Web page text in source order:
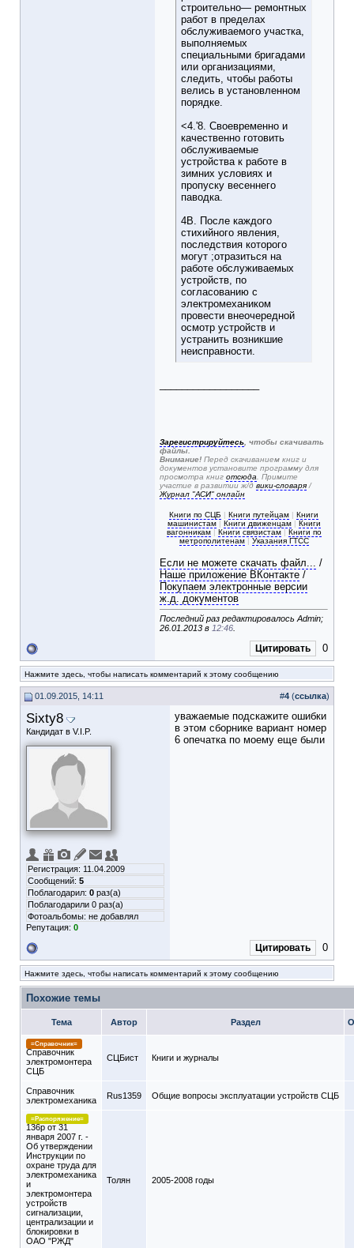
строительно— ремонтных
работ в пределах
обслуживаемого участка,
выполняемых
специальными бригадами
или организациями,
следить, чтобы работы
велись в установленном
порядке.
<4.'8. Своевременно и
качественно готовить
обслуживаемые
устройства к работе в
зимних условиях и
пропуску весеннего
паводка.
4В. После каждого
стихийного явления,
последствия которого
могут ;отразиться на
работе обслуживаемых
устройств, по
согласованию с
электромехаником
провести внеочередной
осмотр устройств и
устранить возникшие
неисправности.
Зарегистрируйтесь , чтобы скачивать
файлы.
Внимание! Перед скачиванием книг и
документов установите программу для
просмотра книг отсюда . Примите
участие в развитии ж/д вики-словаря /
Журнал "АСИ" онлайн
Книги по СЦБ | Книги путейцам | Книги
машинистам| Книги движенцам| Книги
вагонникам| Книги связистам| Книги по
метрополитенам| Указания ГТСС
Если не можете скачать файл... /
Наше приложение ВКонтакте /
Покупаем электронные версии
ж.д. документов
Последний раз редактировалось Admin;
26.01.2013 в 12:46
Цитировать 0
Нажмите здесь, чтобы написать комментарий к этому сообщению
01.09.2015, 14:11 #4 (ссылка)
Sixty8
Кандидат в V.I.P.
Регистрация: 11.04.2009
Сообщений: 5
Поблагодарил: 0 раз(а)
Поблагодарили 0 раз(а)
Фотоальбомы: не добавлял
Репутация: 0
уважаемые подскажите ошибки
в этом сборнике вариант номер
6 опечатка по моему еще были
Цитировать 0
Нажмите здесь, чтобы написать комментарий к этому сообщению
Похожие темы
Тема Автор Раздел
=Справочник=
Справочник
электромонтера
СЦБ
СЦБист Книги и журналы
Справочник
электромеханика
Rus1359 Общие вопросы эксплуатации устройств СЦБ
=Распоряжение=
136р от 31
января 2007 г. -
Об утверждении
Инструкции по
охране труда для
электромеханика
и
электромонтера
устройств
сигнализации,
централизации и
блокировки в
ОАО "РЖД"
Толян 2005-2008 годы